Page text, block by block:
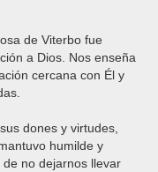
de Viterbo fue
a Dios. Nos enseña
cercana con Él y
dones y virtudes,
humilde y
no dejarnos llevar